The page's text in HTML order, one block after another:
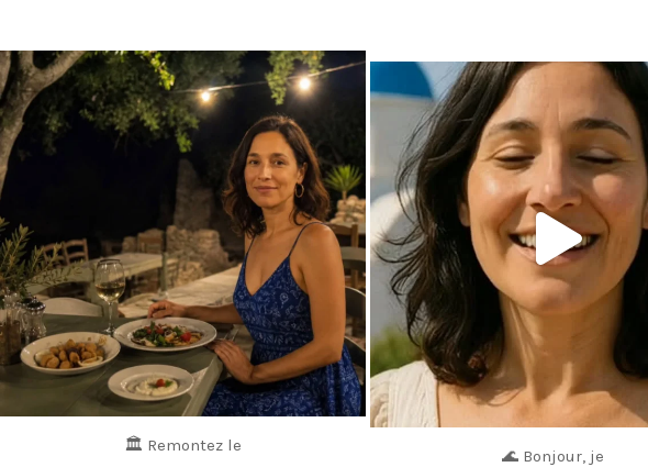
carpediem.travel.guide
5 juillet
🏛️ Remontez le
carpediem.travel.guide
25 juin
🌊 Bonjour, je